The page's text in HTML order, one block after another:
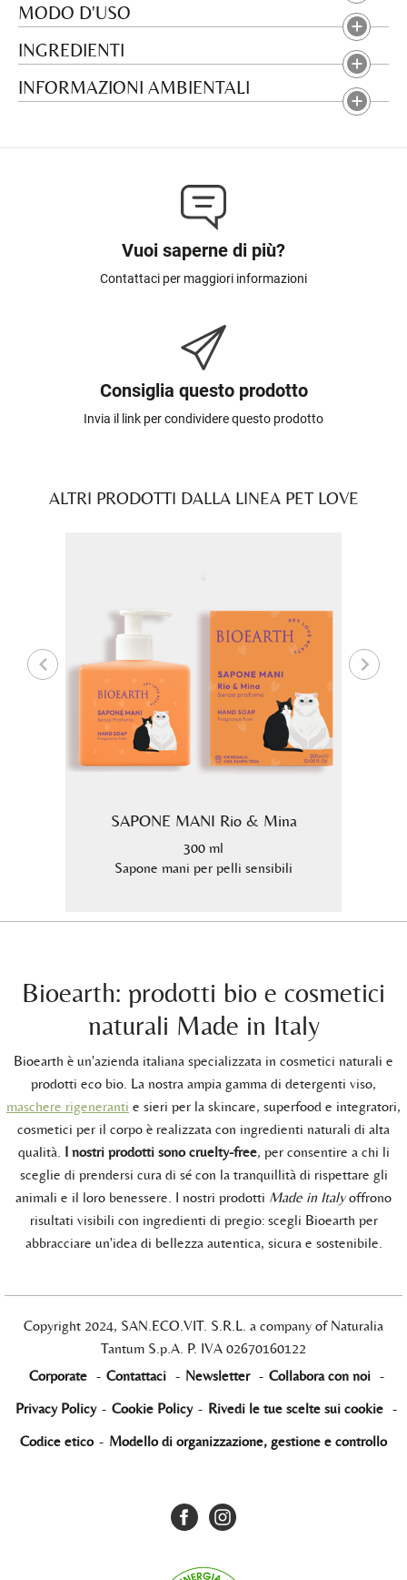
MODO D'USO
INGREDIENTI
INFORMAZIONI AMBIENTALI
Vuoi saperne di più?
Contattaci per maggiori informazioni
Consiglia questo prodotto
Invia il link per condividere questo prodotto
ALTRI PRODOTTI DALLA LINEA PET LOVE
SAPONE MANI Rio & Mina
300 ml
Sapone mani per pelli sensibili
Bioearth: prodotti bio e cosmetici
naturali Made in Italy
Bioearth è un'azienda italiana specializzata in cosmetici naturali e
prodotti eco bio. La nostra ampia gamma di detergenti viso,
maschere rigeneranti e sieri per la skincare, superfood e integratori,
cosmetici per il corpo è realizzata con ingredienti naturali di alta
qualità. I nostri prodotti sono cruelty-free, per consentire a chi li
sceglie di prendersi cura di sé con la tranquillità di rispettare gli
animali e il loro benessere. I nostri prodotti Made in Italyoffrono
risultati visibili con ingredienti di pregio: scegli Bioearth per
abbracciare un'idea di bellezza autentica, sicura e sostenibile.
Copyright 2024, SAN.ECO.VIT. S.R.L. a company of Naturalia
Tantum S.p.A. P. IVA 02670160122
Corporate - Contattaci - Newsletter - Collabora con noi -
Privacy Policy - Cookie Policy - Rivedi le tue scelte sui cookie -
Codice etico - Modello di organizzazione, gestione e controllo